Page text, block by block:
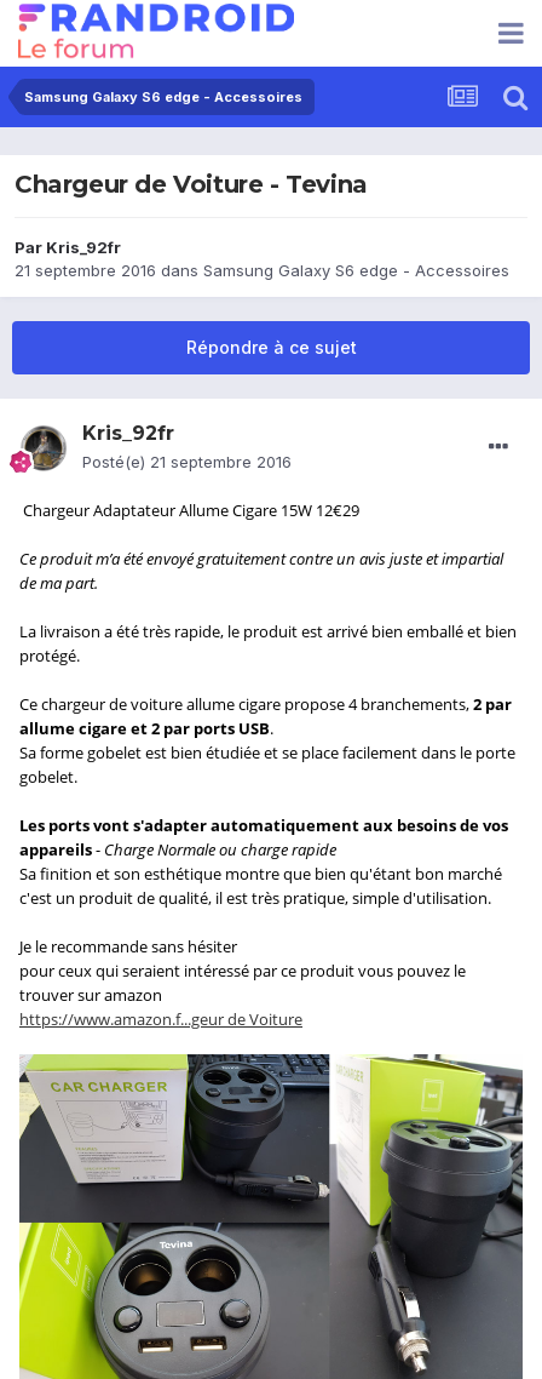
Samsung Galaxy S6 edge - Accessoires
Chargeur de Voiture - Tevina
Par Kris_92fr
21 septembre 2016 dans Samsung Galaxy S6 edge - Accessoires
Répondre à ce sujet
Kris_92fr
Posté(e) 21 septembre 2016
Chargeur Adaptateur Allume Cigare 15W 12€29
Ce produit m’a été envoyé gratuitement contre un avis juste et impartial
de ma part.
La livraison a été très rapide, le produit est arrivé bien emballé et bien
protégé.
Ce chargeur de voiture allume cigare propose 4 branchements,2 par
allume cigare et 2 par ports USB.
Sa forme gobelet est bien étudiée et se place facilement dans le porte
gobelet.
Les ports vont s'adapter automatiquement aux besoins de vos
appareils- Charge Normale ou charge rapide
Sa finition et son esthétique montre que bien qu'étant bon marché
c'est un produit de qualité, il est très pratique, simple d'utilisation.
Je le recommande sans hésiter
pour ceux qui seraient intéressé par ce produit vous pouvez le
trouver sur amazon
https://www.amazon.f...geur de Voiture